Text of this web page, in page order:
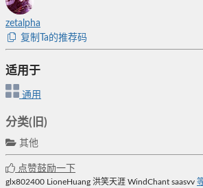
zetalpha
复制Ta的推荐码
适用于
通用
分类(旧)
其他
点赞鼓励一下
glx802400 LioneHuang 洪笑天涯 WindChant saasvv